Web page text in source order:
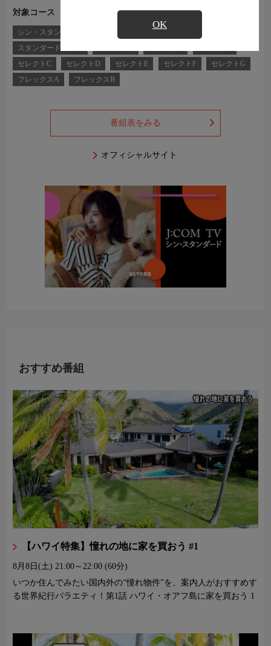
OK
対象コース
J:COM TVコース一覧
シン・スタンダード シン・スタンダードプラス
スタンダードプラス
セレクトC
セレクトD セレクトE セレクトF
セレクトG
フレックスA
フレックスB
番組表をみる
オフィシャルサイト
おすすめ番組
【ハワイ特集】憧れの地に家を買おう #1
8月8日(土)21:00～22:00 (60分)
いつか住んでみたい国内外の“憧れ物件”を、案内人がおすすめす
る世界紀行バラエティ！第1話 ハワイ・オアフ島に家を買おう 1